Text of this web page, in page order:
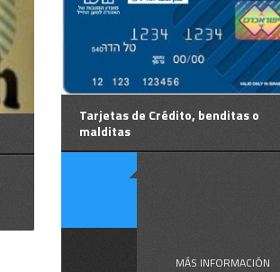
Tarjetas de Crédito, benditas o
malditas
MÁS INFORMACIÓN